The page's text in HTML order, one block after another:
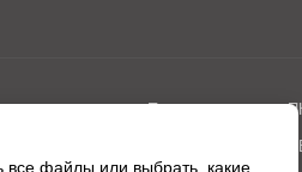
все файлы или выбрать, какие